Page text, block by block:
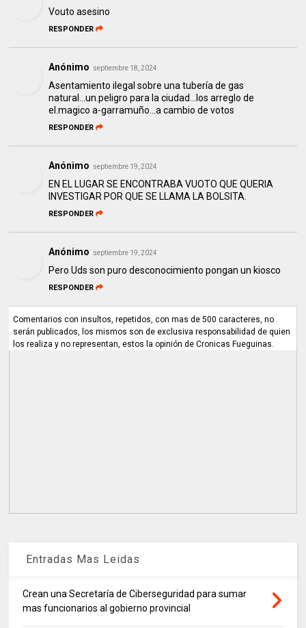
Vouto asesino
RESPONDER
Anónimo septiembre 18, 2024
Asentamiento ilegal sobre una tubería de gas
natural...un.peligro para la ciudad...los arreglo de
el.magico a-garramuño...a cambio de votos
RESPONDER
Anónimo septiembre 19, 2024
EN EL LUGAR SE ENCONTRABA VUOTO QUE QUERIA
INVESTIGAR POR QUE SE LLAMA LA BOLSITA.
RESPONDER
Anónimo septiembre 19, 2024
Pero Uds son puro desconocimiento pongan un kiosco
RESPONDER
Comentarios con insultos, repetidos, con mas de 500 caracteres, no
serán publicados, los mismos son de exclusiva responsabilidad de quien
los realiza y no representan, estos la opinión de Cronicas Fueguinas.
Entradas Mas Leidas
Crean una Secretaría de Ciberseguridad para sumar
mas funcionarios al gobierno provincial